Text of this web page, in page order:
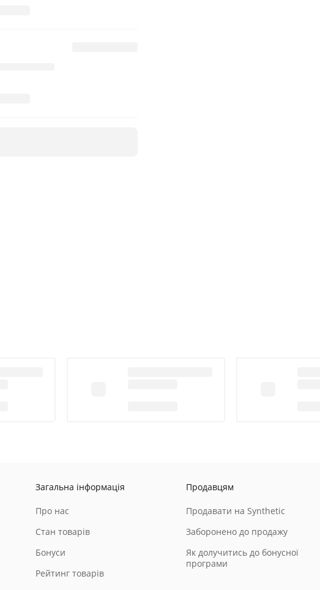
Загальна інформація
Про нас
Стан товарів
Бонуси
Рейтинг товарів
Продавцям
Продавати на Synthetic
Заборонено до продажу
Як долучитись до бонусної
програми